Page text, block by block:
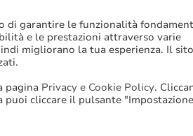
di garantire le funzionalità
e le prestazioni attraverso varie
migliorano la tua esperienza. Il sito
pagina Privacy e Cookie Policy.
cliccare il pulsante "Impostazione